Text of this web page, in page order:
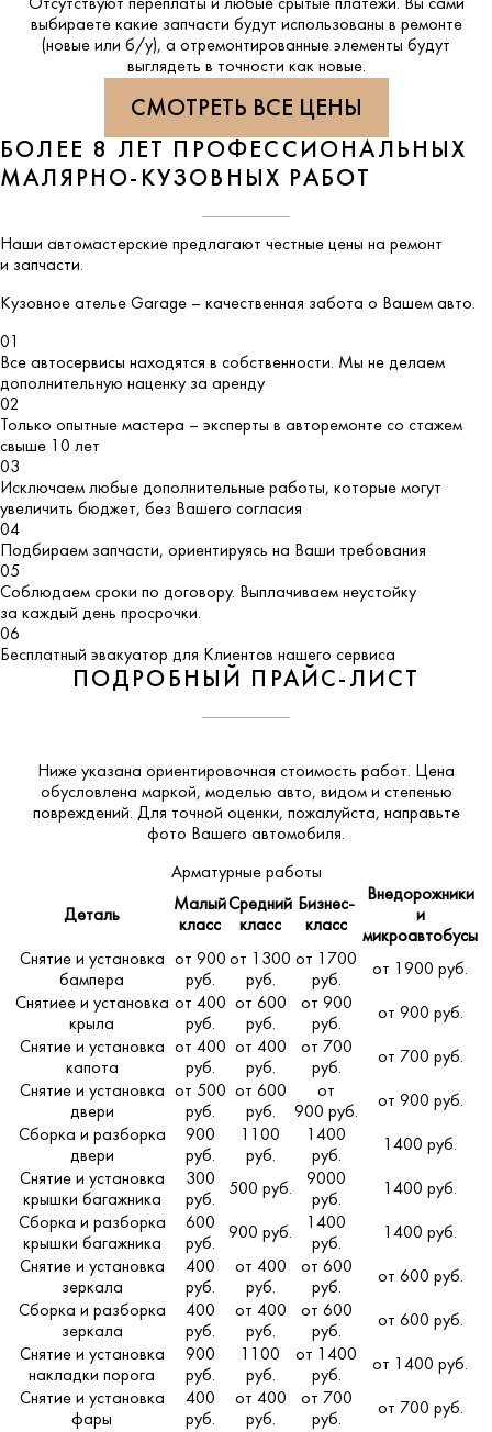
Отсутствуют переплаты и любые срытые платежи. Вы сами
выбираете какие запчасти будут использованы в ремонте
(новые или б/у), а отремонтированные элементы будут
выглядеть в точности как новые.
СМОТРЕТЬ ВСЕ ЦЕНЫ
БОЛЕЕ 8 ЛЕТ ПРОФЕССИОНАЛЬНЫХ
МАЛЯРНО-КУЗОВНЫХ РАБОТ
Наши автомастерские предлагают честные цены на ремонт
и запчасти.
Кузовное ателье Garage – качественная забота о Вашем авто.
01
Все автосервисы находятся в собственности. Мы не делаем
дополнительную наценку за аренду
02
Только опытные мастера – эксперты в авторемонте со стажем
свыше 10 лет
03
Исключаем любые дополнительные работы, которые могут
увеличить бюджет, без Вашего согласия
04
Подбираем запчасти, ориентируясь на Ваши требования
05
Соблюдаем сроки по договору. Выплачиваем неустойку
за каждый день просрочки.
06
Бесплатный эвакуатор для Клиентов нашего сервиса
ПОДРОБНЫЙ ПРАЙС-ЛИСТ
Ниже указана ориентировочная стоимость работ. Цена
обусловлена маркой, моделью авто, видом и степенью
повреждений. Для точной оценки, пожалуйста, направьте
фото Вашего автомобиля.
Арматурные работы
Деталь
Малый
класс
Средний
класс
Бизнес-
класс
Внедорожники
и
микроавтобусы
Снятие и установка
бампера
от 900
руб.
от 1300
руб.
от 1700
руб.
от 1900 руб.
Снятиее и установка
крыла
от 400
руб.
от 600
руб.
от 900
руб.
от 900 руб.
Снятие и установка
капота
от 400
руб.
от 400
руб.
от 700
руб.
от 700 руб.
Снятие и установка
двери
от 500
руб.
от 600
руб.
от
900 руб.
от 900 руб.
Сборка и разборка
двери
900
руб.
1100
руб.
1400
руб.
1400 руб.
Снятие и установка
крышки багажника
300
руб.
500 руб.
9000
руб.
1400 руб.
Сборка и разборка
крышки багажника
600
руб.
900 руб.
1400
руб.
1400 руб.
Снятие и установка
зеркала
400
руб.
от 400
руб.
от 600
руб.
от 600 руб.
Сборка и разборка
зеркала
400
руб.
от 400
руб.
от 600
руб.
от 600 руб.
Снятие и установка
накладки порога
900
руб.
1100
руб.
от 1400
руб.
от 1400 руб.
Снятие и установка
фары
400
руб.
от 400
руб.
от 700
руб.
от 700 руб.